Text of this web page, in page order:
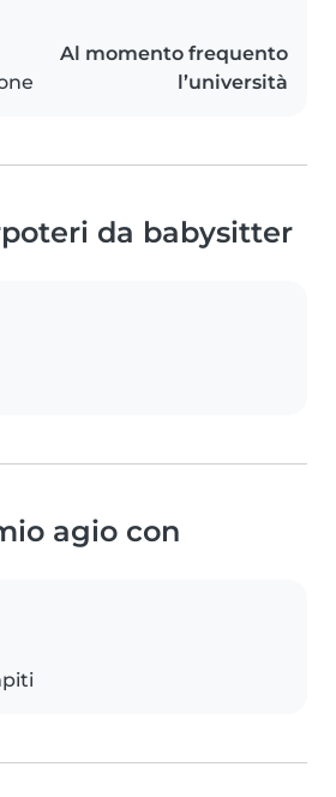
Al momento frequento
l’università
da babysitter
agio con